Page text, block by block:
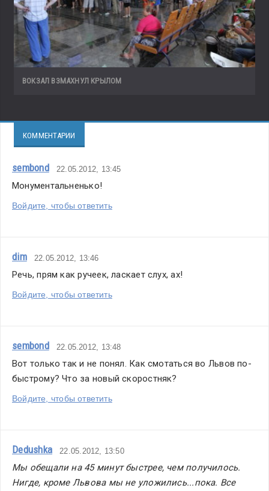
ВОКЗАЛ ВЗМАХНУЛ КРЫЛОМ
КОММЕНТАРИИ
sembond 22.05.2012, 13:45
Монументальненько!
Войдите, чтобы ответить
dim 22.05.2012, 13:46
Речь, прям как ручеек, ласкает слух, ах!
Войдите, чтобы ответить
sembond 22.05.2012, 13:48
Вот только так и не понял. Как смотаться во Львов по-
быстрому? Что за новый скоростняк?
Войдите, чтобы ответить
Dedushka 22.05.2012, 13:50
Мы обещали на 45 минут быстрее, чем получилось.
Нигде, кроме Львова мы не уложились...пока. Все